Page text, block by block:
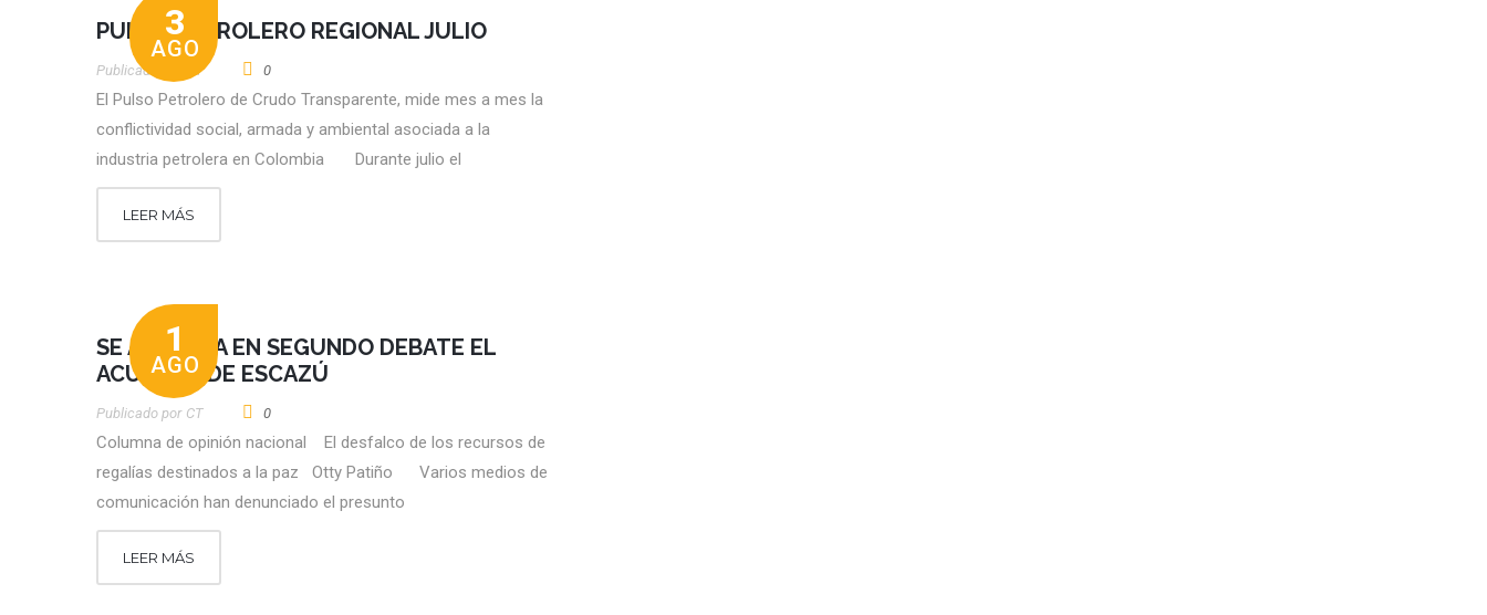
3
AGO
PULSO PETROLERO REGIONAL JULIO
Publicado por CT 0
El Pulso Petrolero de Crudo Transparente, mide mes a mes la
conflictividad social, armada y ambiental asociada a la
industria petrolera en Colombia Durante julio el
LEER MÁS
1
AGO
SE APRUEBA EN SEGUNDO DEBATE EL
ACUERDO DE ESCAZÚ
Publicado por CT 0
Columna de opinión nacional El desfalco de los recursos de
regalías destinados a la paz Otty Patiño Varios medios de
comunicación han denunciado el presunto
LEER MÁS